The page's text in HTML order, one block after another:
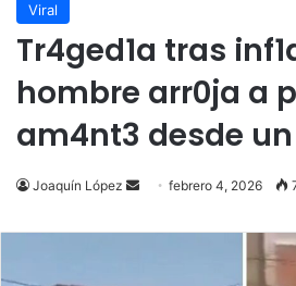
Viral
Tr4ged1a tras
hombre arr0ja a
am4nt3 desde
Joaquín López
Send
email
febrero 4, 2026